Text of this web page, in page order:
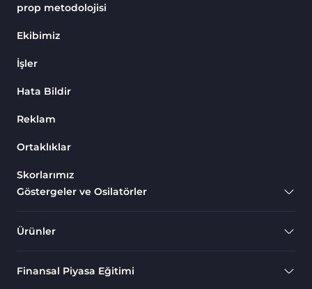
prop metodolojisi
Ekibimiz
İşler
Hata Bildir
Reklam
Ortaklıklar
Skorlarımız
Göstergeler ve Osilatörler
Ürünler
Finansal Piyasa Eğitimi